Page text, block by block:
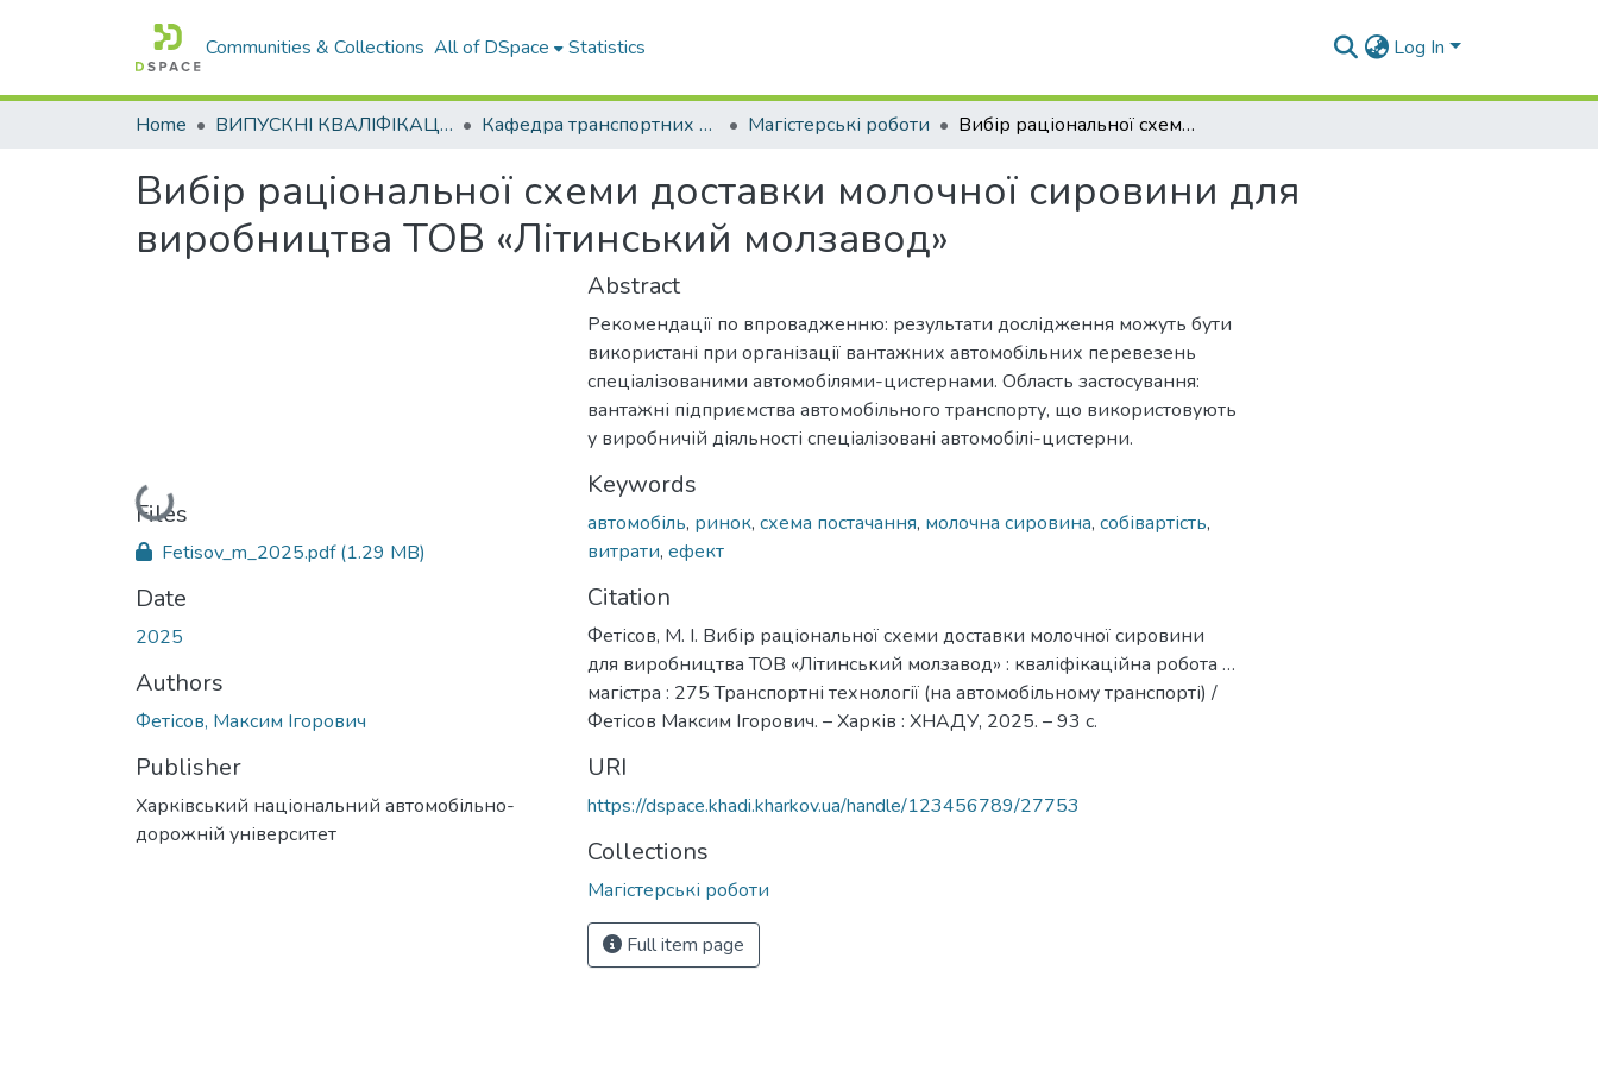
Communities & Collections All of DSpace Statistics Log In
Home ВИПУСКНІ КВАЛІФІКАЦІЙНІ РОБОТИ Кафедра транспортних технологій Магістерські роботи Вибір раціональної схеми доставки молочної сировини для виробництва ТОВ «Літинський молзавод»
Вибір раціональної схеми доставки молочної сировини для
виробництва ТОВ «Літинський молзавод»
Loading...
Files
Fetisov_m_2025.pdf(1.29 MB)
Date
2025
Authors
Фетісов, Максим Ігорович
Publisher
Харківський національний автомобільно-
дорожній університет
Abstract
Рекомендації по впровадженню: результати дослідження можуть бути
використані при організації вантажних автомобільних перевезень
спеціалізованими автомобілями-цистернами. Область застосування:
вантажні підприємства автомобільного транспорту, що використовують
у виробничій діяльності спеціалізовані автомобілі-цистерни.
Keywords
автомобіль, ринок, схема постачання, молочна сировина, собівартість,
витрати, ефект
Citation
Фетісов, М. І. Вибір раціональної схеми доставки молочної сировини
для виробництва ТОВ «Літинський молзавод» : кваліфікаційна робота …
магістра : 275 Транспортні технології (на автомобільному транспорті) /
Фетісов Максим Ігорович. – Харків : ХНАДУ, 2025. – 93 с.
URI
https://dspace.khadi.kharkov.ua/handle/123456789/27753
Collections
Магістерські роботи
Full item page